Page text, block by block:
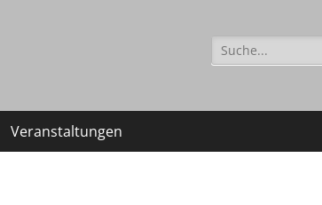
Suchen
nach:
Veranstaltungen